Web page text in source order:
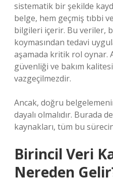
sistematik bir şekilde
belge, hem geçmiş tıbbi
bilgileri içerir. Bu veriler,
koymasından tedavi
aşamada kritik rol oynar.
güvenliği ve bakım
vazgeçilmezdir.
Ancak, doğru
dayalı olmalıdır. Burada
kaynakları, tüm bu
Birincil Veri
Nereden